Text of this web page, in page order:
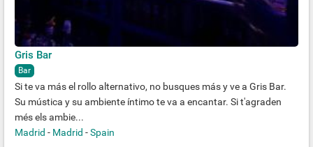
Gris Bar
Bar
Si te va más el rollo alternativo, no busques más y ve a Gris Bar.
Su mústica y su ambiente íntimo te va a encantar. Si t'agraden
més els ambie...
Madrid - Madrid -Spain